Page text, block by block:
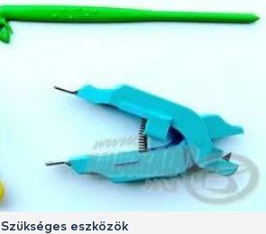
Szükséges eszközök